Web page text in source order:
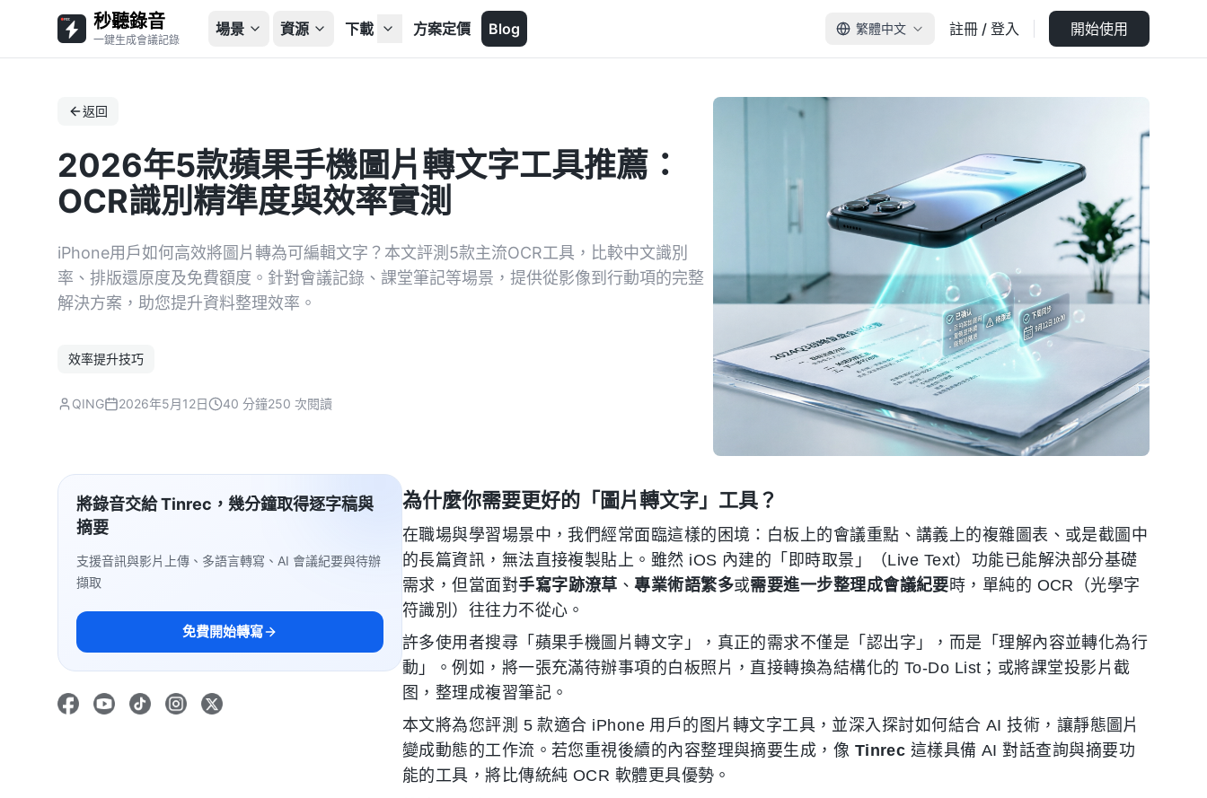
秒聽錄音
一鍵生成會議記錄
場景 資源 下載 方案定價 Blog 繁體中文 註冊 / 登入 開始使用
返回
2026年5款蘋果手機圖片轉文字工具推薦：
OCR識別精準度與效率實測
iPhone用戶如何高效將圖片轉為可編輯文字？本文評測5款主流OCR工具，比較中文識別
率、排版還原度及免費額度。針對會議記錄、課堂筆記等場景，提供從影像到行動項的完整
解決方案，助您提升資料整理效率。
效率提升技巧
QING 2026年5月12日 40 分鐘250 次閱讀
將錄音交給 Tinrec，幾分鐘取得逐字稿與
摘要
支援音訊與影片上傳、多語言轉寫、AI 會議紀要與待辦
擷取
免費開始轉寫
為什麼你需要更好的「圖片轉文字」工具？
在職場與學習場景中，我們經常面臨這樣的困境：白板上的會議重點、講義上的複雜圖表、或是截圖中
的長篇資訊，無法直接複製貼上。雖然 iOS 內建的「即時取景」（Live Text）功能已能解決部分基礎
需求，但當面對手寫字跡潦草 、專業術語繁多或需要進一步整理成會議紀要時，單純的 OCR（光學字
符識別）往往力不從心。
許多使用者搜尋「蘋果手機圖片轉文字」，真正的需求不僅是「認出字」，而是「理解內容並轉化為行
動」。例如，將一張充滿待辦事項的白板照片，直接轉換為結構化的 To-Do List；或將課堂投影片截
图，整理成複習筆記。
本文將為您評測 5 款適合 iPhone 用戶的图片轉文字工具，並深入探討如何結合 AI 技術，讓靜態圖片
變成動態的工作流。若您重視後續的內容整理與摘要生成，像 Tinrec 這樣具備 AI 對話查詢與摘要功
能的工具，將比傳統純 OCR 軟體更具優勢。